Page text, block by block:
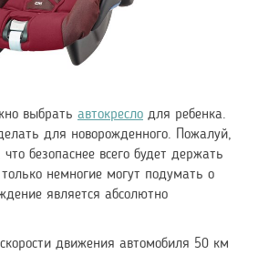
выбрать автокресло для ребенка.
для новорожденного. Пожалуй,
безопаснее всего будет держать
немногие могут подумать о
является абсолютно
движения автомобиля 50 км